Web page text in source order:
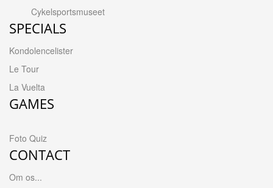
Cykelsportsmuseet
SPECIALS
Kondolencelister
Le Tour
La Vuelta
GAMES
Foto Quiz
CONTACT
Om os...